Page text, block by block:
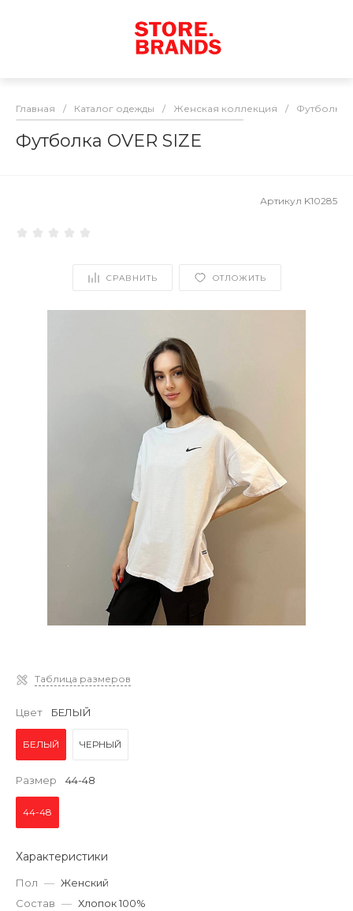
Главная / Каталог одежды / Женская коллекция / Футболки
Футболка OVER SIZE
Артикул K10285
СРАВНИТЬ ОТЛОЖИТЬ
Таблица размеров
Цвет БЕЛЫЙ
БЕЛЫЙ ЧЕРНЫЙ
Размер 44-48
44-48
Характеристики
Пол — Женский
Состав — Хлопок 100%